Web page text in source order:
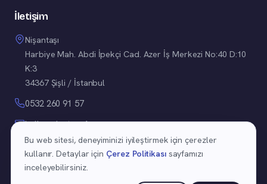
İletişim
Nişantaşı
Harbiye Mah. Abdi İpekçi Cad. Azer İş Merkezi No:40 D:10
K:3
34367 Şişli / İstanbul
0532 260 91 57
hello@doctorafra.com
Bu web sitesi, deneyiminizi iyileştirmek için çerezler
kullanır. Detaylar için Çerez Politikasısayfamızı
inceleyebilirsiniz.